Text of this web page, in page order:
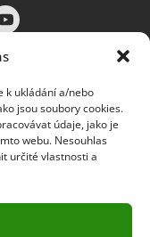
k ukládání a/nebo
jsou soubory cookies.
údaje, jako je
webu. Nesouhlas
určité vlastnosti a
Soubory cookies |
.
sítě členských
Společnost DTTL
z jejích členských
a nezávislým